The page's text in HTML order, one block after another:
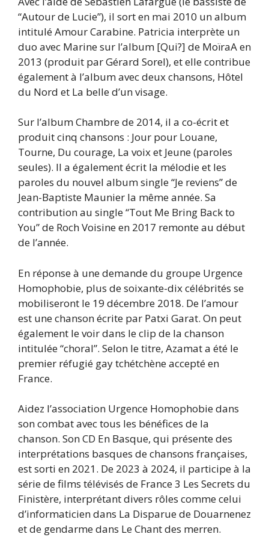
“Autour de Lucie”), il sort en mai 2010 un album
intitulé Amour Carabine. Patricia interprète un
duo avec Marine sur l’album [Qui?] de MoïraA en
2013 (produit par Gérard Sorel), et elle contribue
également à l’album avec deux chansons, Hôtel
du Nord et La belle d’un visage.
Sur l’album Chambre de 2014, il a co-écrit et
produit cinq chansons : Jour pour Louane,
Tourne, Du courage, La voix et Jeune (paroles
seules). Il a également écrit la mélodie et les
paroles du nouvel album single “Je reviens” de
Jean-Baptiste Maunier la même année. Sa
contribution au single “Tout Me Bring Back to
You” de Roch Voisine en 2017 remonte au début
de l’année.
En réponse à une demande du groupe Urgence
Homophobie, plus de soixante-dix célébrités se
mobiliseront le 19 décembre 2018. De l’amour
est une chanson écrite par Patxi Garat. On peut
également le voir dans le clip de la chanson
intitulée “choral”. Selon le titre, Azamat a été le
premier réfugié gay tchétchène accepté en
France.
Aidez l’association Urgence Homophobie dans
son combat avec tous les bénéfices de la
chanson. Son CD En Basque, qui présente des
interprétations basques de chansons françaises,
est sorti en 2021. De 2023 à 2024, il participe à la
série de films télévisés de France 3 Les Secrets du
Finistère, interprétant divers rôles comme celui
d’informaticien dans La Disparue de Douarnenez
et de gendarme dans Le Chant des merren.